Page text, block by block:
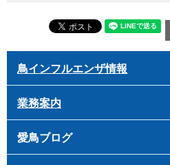
鳥インフルエンザ情報
業務案内
愛鳥ブログ